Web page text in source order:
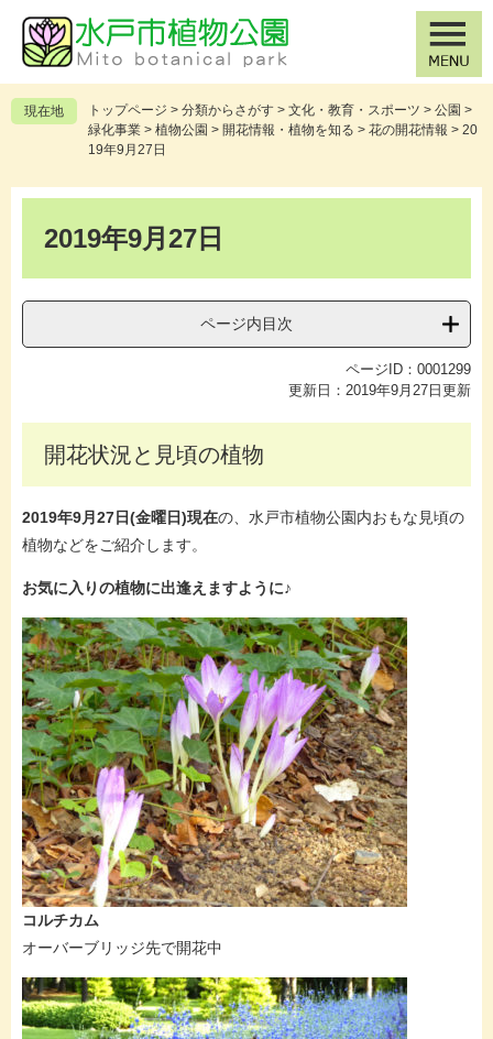
の
先
頭
ー
を
飛
現在地 トップページ > 分類からさがす > 文化・教育・スポーツ > 公園 >
緑化事業 > 植物公園 > 開花情報・植物を知る > 花の開花情報 > 20
19年9月27日
2019年9月27日
ページ内目次
ページID：0001299
更新日：2019年9月27日更新
開花状況と見頃の植物
2019年9月27日(金曜日)現在の、水戸市植物公園内おもな見頃の
植物などをご紹介します。
お気に入りの植物に出逢えますように♪
コルチカム
オーバーブリッジ先で開花中